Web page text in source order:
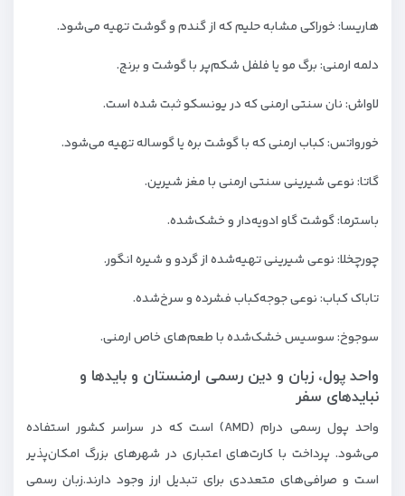
هاریسا: خوراکی مشابه حلیم که از گندم و گوشت تهیه می‌شود.
دلمه ارمنی: برگ مو یا فلفل شکم‌پر با گوشت و برنج.
لاواش: نان سنتی ارمنی که در یونسکو ثبت شده است.
خورواتس: کباب ارمنی که با گوشت بره یا گوساله تهیه می‌شود.
گاتا: نوعی شیرینی سنتی ارمنی با مغز شیرین.
باسترما: گوشت گاو ادویه‌دار و خشک‌شده.
چورچخلا: نوعی شیرینی تهیه‌شده از گردو و شیره انگور.
تاباک کباب: نوعی جوجه‌کباب فشرده و سرخ‌شده.
سوجوخ: سوسیس خشک‌شده با طعم‌های خاص ارمنی.
واحد پول، زبان و دین رسمی ارمنستان و بایدها و
نبایدهای سفر
واحد پول رسمی درام (AMD) است که در سراسر کشور استفاده
می‌شود. پرداخت با کارت‌های اعتباری در شهرهای بزرگ امکان‌پذیر
است و صرافی‌های متعددی برای تبدیل ارز وجود دارند.زبان رسمی